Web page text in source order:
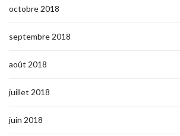
octobre 2018
septembre 2018
août 2018
juillet 2018
juin 2018